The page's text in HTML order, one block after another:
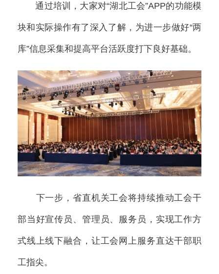
通过培训，大家对“湖北工会”APP的功能模
块和实际操作有了深入了解，为进一步做好“两
库”信息采集和提高平台活跃度打下良好基础。
下一步，省直机关工会将持续推动工会干
部当好宣传员、管理员、服务员，实现工作方
式线上线下融合，让工会网上服务直达干部职
工指尖。